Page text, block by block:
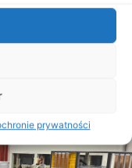
prywatności
się zasłużonymi
– zarówno w